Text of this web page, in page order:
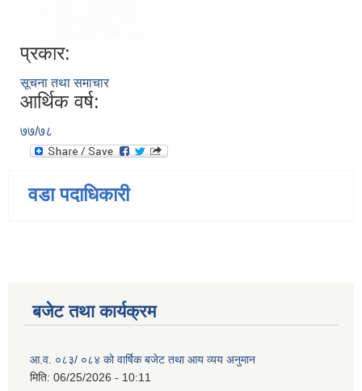
प्रकार:
सूचना तथा समाचार
आर्थिक वर्ष:
७७/७८
वडा पदाधिकारी
बजेट तथा कार्यक्रम
आ.व. ०८३/ ०८४ को वार्षिक बजेट तथा आय व्यय अनुमान
मिति: 06/25/2026 - 10:11